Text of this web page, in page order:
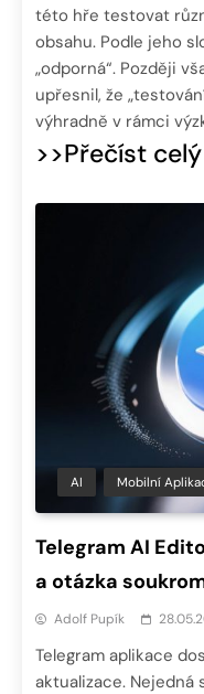
této hře testovat
obsahu. Podle jeho
„odporná“. Později
upřesnil, že
výhradně v rámci
>>Přečíst
AI Mobilní
Telegram AI
a otázka
Adolf Pupík
Telegram aplikace
aktualizace. Nejedná